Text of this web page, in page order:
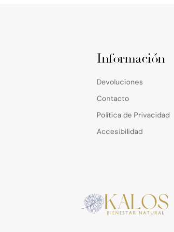
Información
Devoluciones
Contacto
Política de Privacidad
Accesibilidad